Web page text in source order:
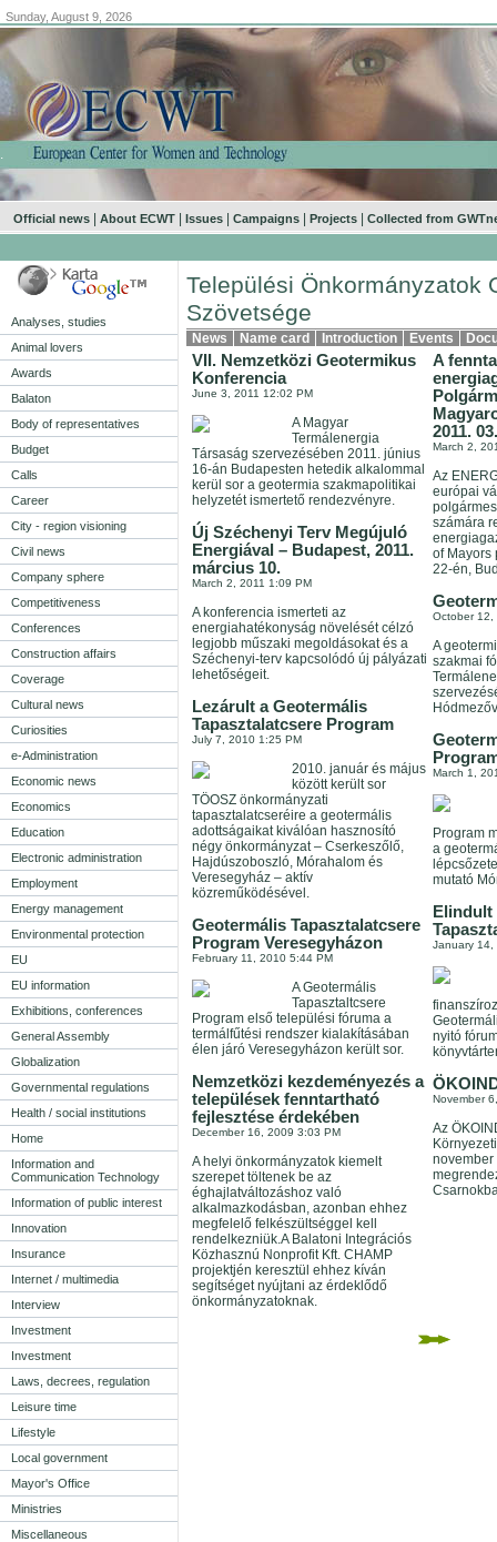
Sunday, August 9, 2026
.
Official news About ECWT Issues Campaigns Projects Collected from
Analyses, studies
Animal lovers
Awards
Balaton
Body of representatives
Budget
Calls
Career
City - region visioning
Civil news
Company sphere
Competitiveness
Conferences
Construction affairs
Coverage
Cultural news
Curiosities
e-Administration
Economic news
Economics
Education
Electronic administration
Employment
Energy management
Environmental protection
EU
EU information
Exhibitions, conferences
General Assembly
Globalization
Governmental regulations
Health / social institutions
Home
Information and
Communication Technology
Information of public interest
Innovation
Insurance
Internet / multimedia
Interview
Investment
Investment
Laws, decrees, regulation
Leisure time
Lifestyle
Local government
Mayor's Office
Ministries
Miscellaneous
Települési Önkormányzatok
Szövetsége
News Name card Introduction Events
VII. Nemzetközi Geotermikus
Konferencia
June 3, 2011 12:02 PM
A Magyar
Termálenergia
Társaság szervezésében 2011. június
16-án Budapesten hetedik alkalommal
kerül sor a geotermia szakmapolitikai
helyzetét ismertető rendezvényre.
Új Széchenyi Terv Megújuló
Energiával – Budapest, 2011.
március 10.
March 2, 2011 1:09 PM
A konferencia ismerteti az
energiahatékonyság növelését célzó
legjobb műszaki megoldásokat és a
Széchenyi-terv kapcsolódó új pályázati
lehetőségeit.
Lezárult a Geotermális
Tapasztalatcsere Program
July 7, 2010 1:25 PM
2010. január és május
között került sor
TÖOSZ önkormányzati
tapasztalatcseréire a geotermális
adottságaikat kiválóan hasznosító
négy önkormányzat – Cserkeszőlő,
Hajdúszoboszló, Mórahalom és
Veresegyház – aktív
közreműködésével.
Geotermális Tapasztalatcsere
Program Veresegyházon
February 11, 2010 5:44 PM
A Geotermális
Tapasztaltcsere
Program első települési fóruma a
termálfűtési rendszer kialakításában
élen járó Veresegyházon került sor.
Nemzetközi kezdeményezés a
települések fenntartható
fejlesztése érdekében
December 16, 2009 3:03 PM
A helyi önkormányzatok kiemelt
szerepet töltenek be az
éghajlatváltozáshoz való
alkalmazkodásban, azonban ehhez
megfelelő felkészültséggel kell
rendelkezniük.A Balatoni Integrációs
Közhasznú Nonprofit Kft. CHAMP
projektjén keresztül ehhez kíván
segítséget nyújtani az érdeklődő
önkormányzatoknak.
A
2011.
March 2,
Az
európai
számára
of Mayors
22-én,
October 12,
A
szakmai
March 1,
Program
a
mutató
Elindult
January 14,
nyitó
November
Az
november